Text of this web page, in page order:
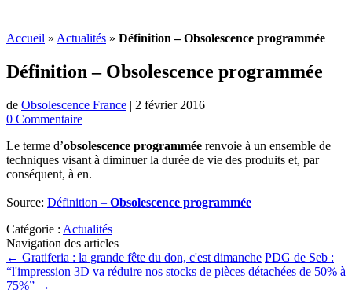
Accueil » Actualités » Définition – Obsolescence programmée
Définition – Obsolescence programmée
de Obsolescence France | 2 février 2016
0 Commentaire
Le terme d’obsolescence programmée renvoie à un ensemble de
techniques visant à diminuer la durée de vie des produits et, par
conséquent, à en.
Source: Définition – Obsolescence programmée
Catégorie : Actualités
Navigation des articles
← Gratiferia : la grande fête du don, c'est dimanche PDG de Seb :
“l'impression 3D va réduire nos stocks de pièces détachées de 50% à
75%” →